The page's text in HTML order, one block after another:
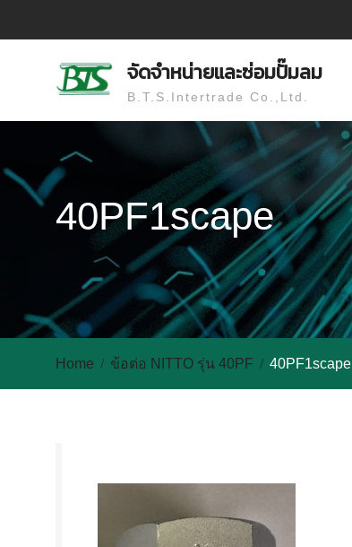
จัดจำหน่ายและซ่อมปั๊มลม
B.T.S.Intertrade Co.,Ltd.
40PF1scape
Home ข้อต่อ NITTO รุ่น 40PF 40PF1scape